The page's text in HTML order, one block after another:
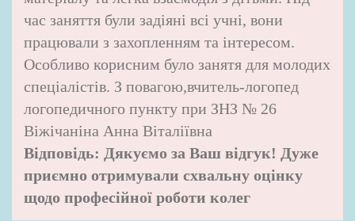
час заняття були задіяні всі учні, вони
працювали з захопленням та інтересом.
Особливо корисним було занятя для молодих
спеціалістів. З повагою,вчитель-логопед
логопедичного пункту при ЗНЗ № 26
Віжічаніна Анна Віталіївна
Відповідь: Дякуємо за Ваш відгук! Дуже
приємно отримували схвальну оцінку
щодо професійної роботи колег